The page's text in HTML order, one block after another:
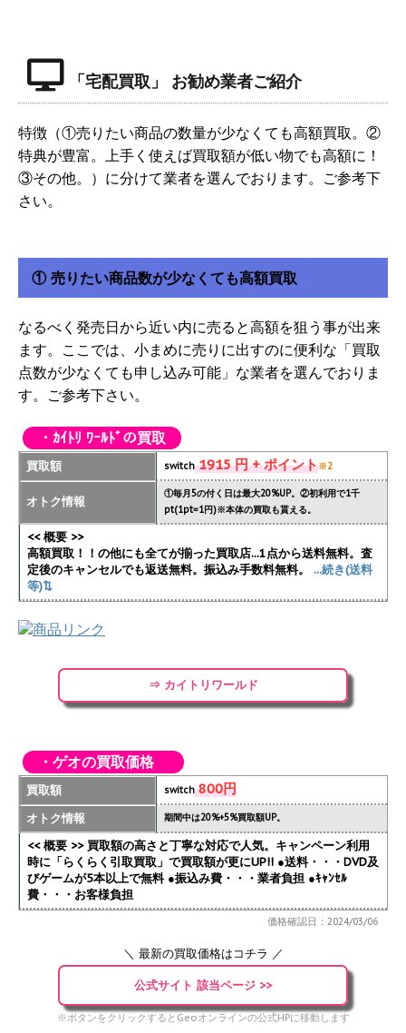
「宅配買取」 お勧め業者ご紹介
特徴（①売りたい商品の数量が少なくても高額買取。②
特典が豊富。上手く使えば買取額が低い物でも高額に！
③その他。）に分けて業者を選んでおります。ご参考下
さい。
① 売りたい商品数が少なくても高額買取
なるべく発売日から近い内に売ると高額を狙う事が出来
ます。ここでは、小まめに売りに出すのに便利な「買取
点数が少なくても申し込み可能」な業者を選んでおりま
す。ご参考下さい。
・ｶｲﾄﾘ ﾜｰﾙﾄﾞの買取
買取額 switch1915 円 + ポイント※2
オトク情報
①毎月5の付く日は最大20%UP。②初利用で1千
pt(1pt=1円)※本体の買取も貰える。
<< 概要 >>
高額買取！！の他にも全てが揃った買取店...1点から送料無料。査
定後のキャンセルでも返送無料。振込み手数料無料。
...続き(送料
等)⇅
⇒ カイトリワールド
・ゲオの買取価格
買取額 switch800円
オトク情報 期間中は20%+5%買取額UP。
<< 概要 >> 買取額の高さと丁寧な対応で人気。キャンペーン利用
時に「らくらく引取買取」で買取額が更にUP!! ●送料・・・DVD及
びゲームが5本以上で無料 ●振込み費・・・業者負担 ●ｷｬﾝｾﾙ
費・・・お客様負担
価格確認日：2024/03/06
＼ 最新の買取価格はコチラ ／
公式サイト 該当ページ >>
※ボタンをクリックするとGeoオンラインの公式HPに移動します